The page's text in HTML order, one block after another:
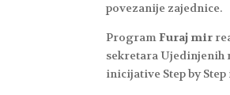
povezanije zajednice.
ProgramFuraj mir
sekretara Ujedinjenih
inicijative Step by